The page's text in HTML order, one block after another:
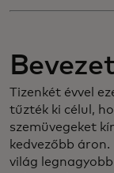
Tizenkét évvel
tűzték ki célul,
szemüvegeket
kedvezőbb
világ